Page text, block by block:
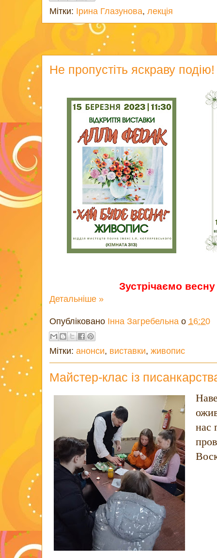
Мітки: Ірина Глазунова, лекція
Не пропустіть яскраву подію!
Зустрічаємо
Детальніше »
Опубліковано Інна Загребельна о 16:20
Мітки: анонси, виставки, живопис
Майстер-клас із
нас